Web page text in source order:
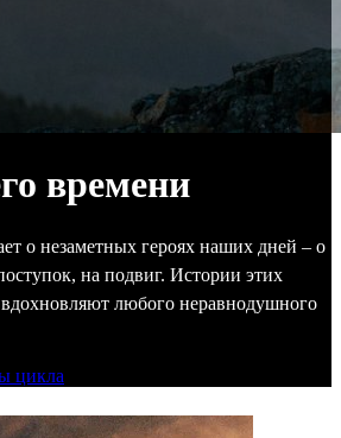
времени
о незаметных героях наших дней – о
на подвиг. Истории этих
любого неравнодушного
цикла